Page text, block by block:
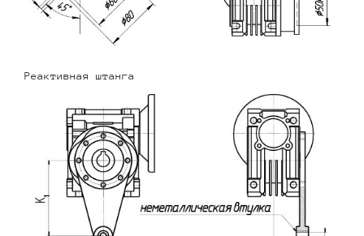
Реактивная штанга